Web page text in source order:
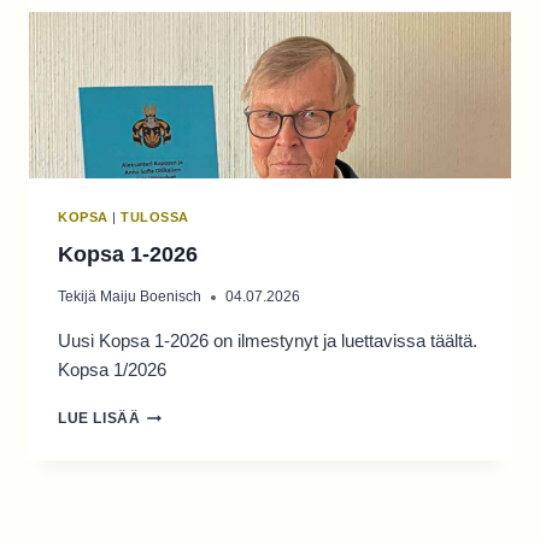
KOPSA |TULOSSA
Kopsa 1-2026
Tekijä Maiju Boenisch 04.07.2026
Uusi Kopsa 1-2026 on ilmestynyt ja luettavissa täältä.
Kopsa 1/2026
LUE LISÄÄ KOPSA